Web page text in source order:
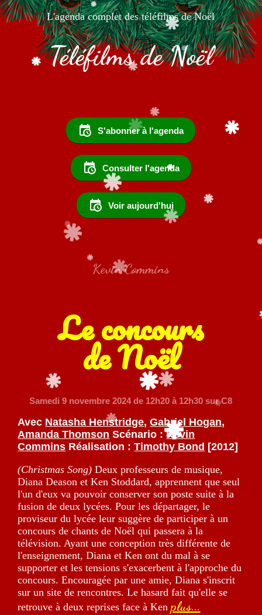
L'agenda complet des téléfilms de Noël
Téléfilms de Noël
S'abonner à l'agenda
Consulter l'agenda
Voir aujourd'hui
Kevin Commins
Le concours
de Noël
Samedi 9 novembre 2024de 12h20 à 12h30 sur C8
Avec Natasha Henstridge,Gabriel Hogan,
Amanda Thomson Scénario :Kevin
Commins Réalisation :Timothy Bond [2012]
(Christmas Song) Deux professeurs de musique,
Diana Deason et Ken Stoddard, apprennent que seul
l'un d'eux va pouvoir conserver son poste suite à la
fusion de deux lycées. Pour les départager, le
proviseur du lycée leur suggère de participer à un
concours de chants de Noël qui passera à la
télévision. Ayant une conception très différente de
l'enseignement, Diana et Ken ont du mal à se
supporter et les tensions s'exacerbent à l'approche du
concours. Encouragée par une amie, Diana s'inscrit
sur un site de rencontres. Le hasard fait qu'elle se
retrouve à deux reprises face à Kenplus...